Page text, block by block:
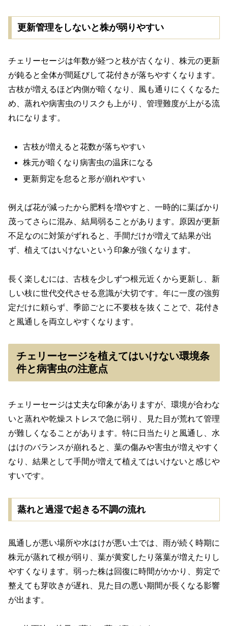
更新管理をしないと株が弱りやすい
チェリーセージは年数が経つと枝が古くなり、株元の更新
が鈍ると全体が間延びして花付きが落ちやすくなります。
古枝が増えるほど内側が暗くなり、風も通りにくくなるた
め、蒸れや病害虫のリスクも上がり、管理難度が上がる流
れになります。
古枝が増えると花数が落ちやすい
株元が暗くなり病害虫の温床になる
更新剪定を怠ると形が崩れやすい
例えば花が減ったから肥料を増やすと、一時的に葉ばかり
茂ってさらに混み、結局弱ることがあります。原因が更新
不足なのに対策がずれると、手間だけが増えて結果が出
ず、植えてはいけないという印象が強くなります。
長く楽しむには、古枝を少しずつ根元近くから更新し、新
しい枝に世代交代させる意識が大切です。年に一度の強剪
定だけに頼らず、季節ごとに不要枝を抜くことで、花付き
と風通しを両立しやすくなります。
チェリーセージを植えてはいけない環境条
件と病害虫の注意点
チェリーセージは丈夫な印象がありますが、環境が合わな
いと蒸れや乾燥ストレスで急に弱り、見た目が荒れて管理
が難しくなることがあります。特に日当たりと風通し、水
はけのバランスが崩れると、葉の傷みや害虫が増えやすく
なり、結果として手間が増えて植えてはいけないと感じや
すいです。
蒸れと過湿で起きる不調の流れ
風通しが悪い場所や水はけが悪い土では、雨が続く時期に
株元が蒸れて根が弱り、葉が黄変したり落葉が増えたりし
やすくなります。弱った株は回復に時間がかかり、剪定で
整えても芽吹きが遅れ、見た目の悪い期間が長くなる影響
が出ます。